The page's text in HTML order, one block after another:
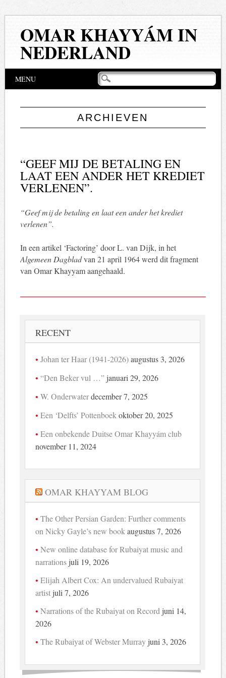
OMAR KHAYYÁM IN
NEDERLAND
Hoofdmenu
springen
MENU
ARCHIEVEN
“GEEF MIJ DE BETALING EN
LAAT EEN ANDER HET KREDIET
VERLENEN”.
“Geef mij de betaling en laat een ander het krediet
verlenen”.
In een artikel ‘Factoring’ door L. van Dijk, in het
Algemeen Dagbladvan 21 april 1964 werd dit fragment
van Omar Khayyam aangehaald.
RECENT
Johan ter Haar (1941-2026) augustus 3, 2026
“Den Beker vul …” januari 29, 2026
W. Onderwaterdecember 7, 2025
Een ‘Delfts’ Pottenboek oktober 20, 2025
Een onbekende Duitse Omar Khayyám club
november 11, 2024
OMAR KHAYYAM BLOG
The Other Persian Garden: Further comments
on Nicky Gayle’s new book augustus 7, 2026
New online database for Rubaiyat music and
narrations juli 19, 2026
Elijah Albert Cox: An undervalued Rubaiyat
artist juli 7, 2026
Narrations of the Rubaiyat on Record juni 14,
2026
The Rubaiyat of Webster Murray juni 3, 2026